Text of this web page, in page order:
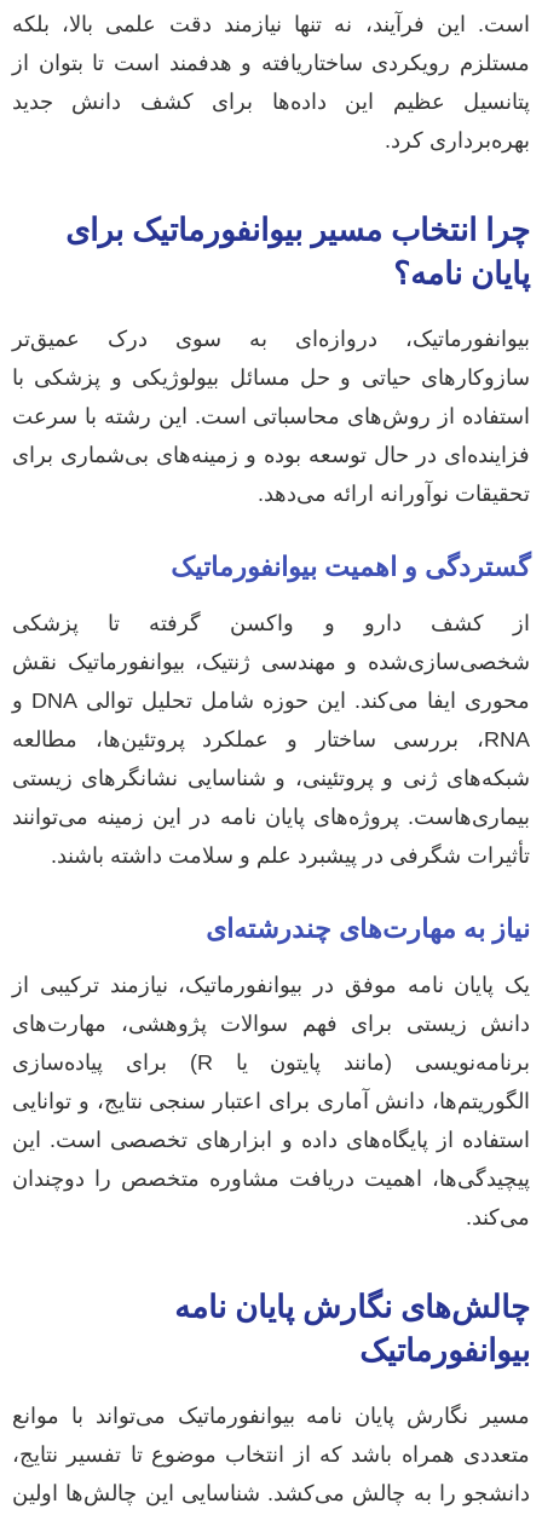
است. این فرآیند، نه تنها نیازمند دقت علمی بالا، بلکه
مستلزم رویکردی ساختاریافته و هدفمند است تا بتوان از
پتانسیل عظیم این داده‌ها برای کشف دانش جدید
بهره‌برداری کرد.
چرا انتخاب مسیر بیوانفورماتیک برای
پایان نامه؟
بیوانفورماتیک، دروازه‌ای به سوی درک عمیق‌تر
سازوکارهای حیاتی و حل مسائل بیولوژیکی و پزشکی با
استفاده از روش‌های محاسباتی است. این رشته با سرعت
فزاینده‌ای در حال توسعه بوده و زمینه‌های بی‌شماری برای
تحقیقات نوآورانه ارائه می‌دهد.
گستردگی و اهمیت بیوانفورماتیک
از کشف دارو و واکسن گرفته تا پزشکی
شخصی‌سازی‌شده و مهندسی ژنتیک، بیوانفورماتیک نقش
محوری ایفا می‌کند. این حوزه شامل تحلیل توالی DNA و
RNA، بررسی ساختار و عملکرد پروتئین‌ها، مطالعه
شبکه‌های ژنی و پروتئینی، و شناسایی نشانگرهای زیستی
بیماری‌هاست. پروژه‌های پایان نامه در این زمینه می‌توانند
تأثیرات شگرفی در پیشبرد علم و سلامت داشته باشند.
نیاز به مهارت‌های چندرشته‌ای
یک پایان نامه موفق در بیوانفورماتیک، نیازمند ترکیبی از
دانش زیستی برای فهم سوالات پژوهشی، مهارت‌های
برنامه‌نویسی (مانند پایتون یا R) برای پیاده‌سازی
الگوریتم‌ها، دانش آماری برای اعتبار سنجی نتایج، و توانایی
استفاده از پایگاه‌های داده و ابزارهای تخصصی است. این
پیچیدگی‌ها، اهمیت دریافت مشاوره متخصص را دوچندان
می‌کند.
چالش‌های نگارش پایان نامه
بیوانفورماتیک
مسیر نگارش پایان نامه بیوانفورماتیک می‌تواند با موانع
متعددی همراه باشد که از انتخاب موضوع تا تفسیر نتایج،
دانشجو را به چالش می‌کشد. شناسایی این چالش‌ها اولین